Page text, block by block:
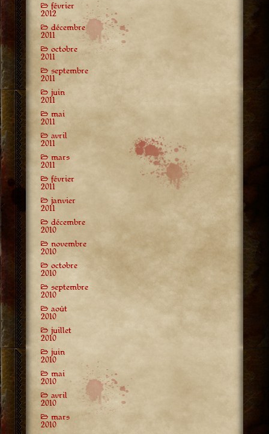
février
2012
décembre
2011
octobre
2011
septembre
2011
juin
2011
mai
2011
avril
2011
mars
2011
février
2011
janvier
2011
décembre
2010
novembre
2010
octobre
2010
septembre
2010
août
2010
juillet
2010
juin
2010
mai
2010
avril
2010
mars
2010